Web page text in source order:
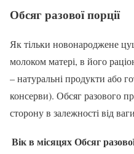
Обсяг разової порції
Як тільки новонароджене
молоком матері, в його
– натуральні продукти або
консерви). Обсяг разового
сторону в залежності від
Вік в місяцяхОбсяг